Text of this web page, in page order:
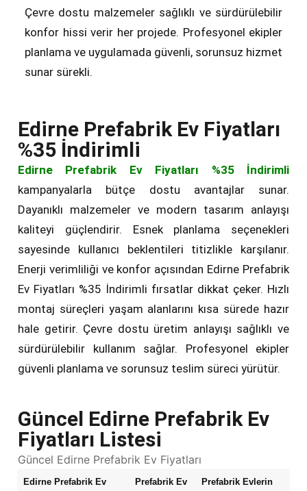
Çevre dostu malzemeler sağlıklı ve sürdürülebilir
konfor hissi verir her projede. Profesyonel ekipler
planlama ve uygulamada güvenli, sorunsuz hizmet
sunar sürekli.
Edirne Prefabrik Ev Fiyatları
%35 İndirimli
Edirne Prefabrik Ev Fiyatları %35 İndirimli
kampanyalarla bütçe dostu avantajlar sunar.
Dayanıklı malzemeler ve modern tasarım anlayışı
kaliteyi güçlendirir. Esnek planlama seçenekleri
sayesinde kullanıcı beklentileri titizlikle karşılanır.
Enerji verimliliği ve konfor açısından Edirne Prefabrik
Ev Fiyatları %35 İndirimli fırsatlar dikkat çeker. Hızlı
montaj süreçleri yaşam alanlarını kısa sürede hazır
hale getirir. Çevre dostu üretim anlayışı sağlıklı ve
sürdürülebilir kullanım sağlar. Profesyonel ekipler
güvenli planlama ve sorunsuz teslim süreci yürütür.
Güncel Edirne Prefabrik Ev
Fiyatları Listesi
Güncel Edirne Prefabrik Ev Fiyatları
Edirne Prefabrik Ev
Prefabrik Ev
Prefabrik Evlerin